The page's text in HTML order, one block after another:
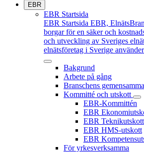
EBR
EBR Startsida
EBR Startsida EBR,
borgar för en säker och
och utveckling av Sveriges
elnätsföretag i Sverige
Bakgrund
Arbete på gång
Branschens
Kommitté och utskott
EBR-Kommittén
EBR
EBR Teknikutskott
EBR HMS-utskott
EBR
För yrkesverksamma